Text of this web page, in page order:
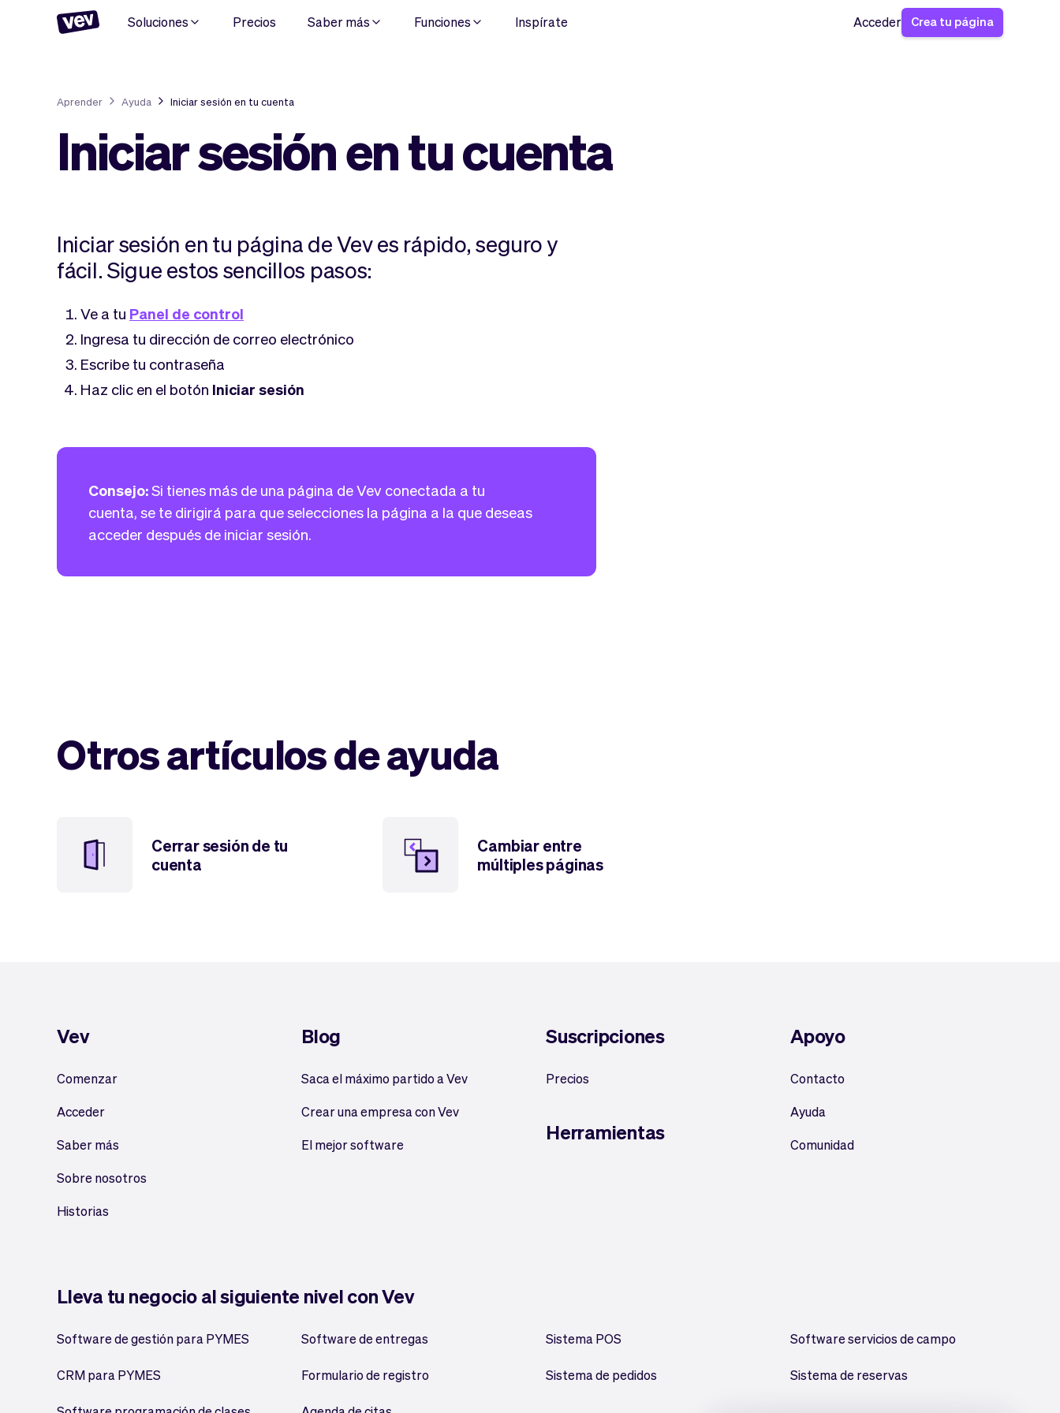
Soluciones Precios Saber más Funciones Inspírate Acceder Crea tu página
Aprender Ayuda Iniciar sesión en tu cuenta
Iniciar sesión en tu cuenta
Iniciar sesión en tu página de Vev es rápido, seguro y
fácil. Sigue estos sencillos pasos:
Ve a tu Panel de control
Ingresa tu dirección de correo electrónico
Escribe tu contraseña
Haz clic en el botón Iniciar sesión
Consejo:Si tienes más de una página de Vev conectada a tu
cuenta, se te dirigirá para que selecciones la página a la que deseas
acceder después de iniciar sesión.
Otros artículos de ayuda
Cerrar sesión de tu
cuenta
Cambiar entre
múltiples páginas
Vev
Comenzar
Acceder
Saber más
Sobre nosotros
Historias
Blog
Saca el máximo partido a Vev
Crear una empresa con Vev
El mejor software
Suscripciones
Precios
Herramientas
Apoyo
Contacto
Ayuda
Comunidad
Lleva tu negocio al siguiente nivel con Vev
Software de gestión para PYMES Software de entregas Sistema POS Software servicios de campo
CRM para PYMES Formulario de registro Sistema de pedidos Sistema de reservas